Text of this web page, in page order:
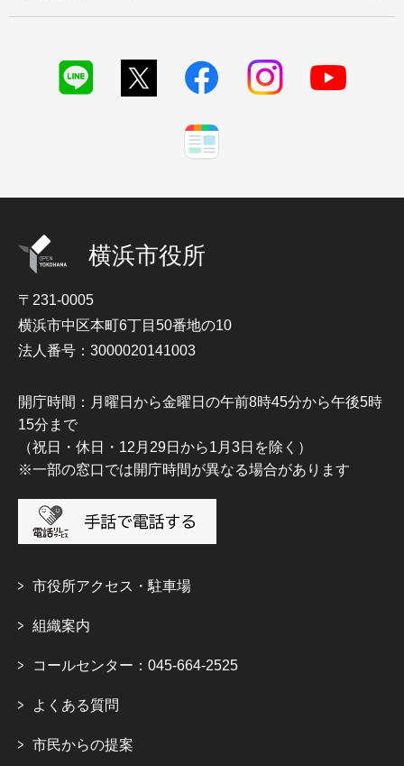
横浜市役所
〒231-0005
横浜市中区本町6丁目50番地の10
法人番号：3000020141003
開庁時間：月曜日から金曜日の午前8時45分から午後5時
15分まで
（祝日・休日・12月29日から1月3日を除く）
※一部の窓口では開庁時間が異なる場合があります
市役所アクセス・駐車場
組織案内
コールセンター：045-664-2525
よくある質問
市民からの提案